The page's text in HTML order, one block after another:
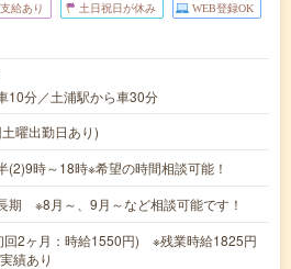
給あり 土日祝日が休み WEB登録OK
10分／土浦駅から車30分
曜出勤日あり)
(2)9時～18時※希望の時間相談可能！
期 ※8月～、9月～など相談可能です！
2ヶ月：時給1550円) ※残業時給1825円
績あり